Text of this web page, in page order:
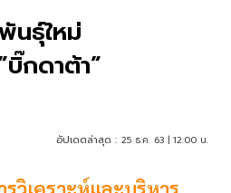
นธุ์ใหม่
กดาต้า”
อัปเดตล่าสุด : 25 ธ.ค. 63 | 12:00 น.